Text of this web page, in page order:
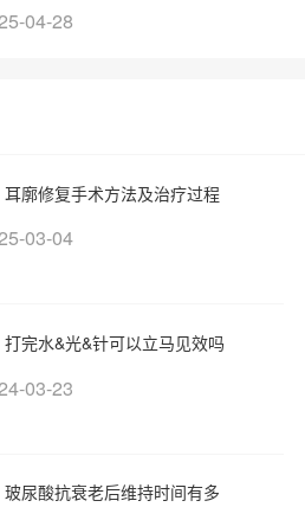
04-28
耳廓修复手术方法及治疗过程
03-04
打完水&光&针可以立马见效吗
03-23
玻尿酸抗衰老后维持时间有多